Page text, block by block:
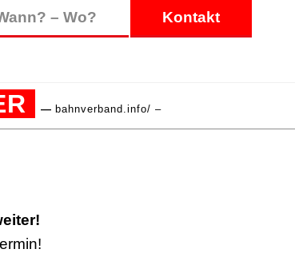
– Wo? Kontakt
— bahnverband.info/ –